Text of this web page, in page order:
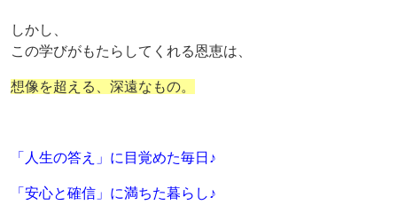
しかし、
この学びがもたらしてくれる恩恵は、
想像を超える、深遠なもの。
「人生の答え」に目覚めた毎日♪
「安心と確信」に満ちた暮らし♪